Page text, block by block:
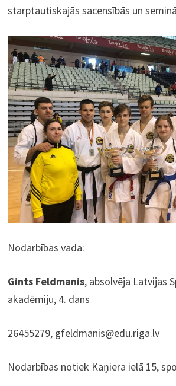
starptautiskajās sacensībās un
Nodarbības vada:
Gints Feldmanis, absolvēja Latvijas
akadēmiju, 4. dans
26455279, gfeldmanis@edu.riga.lv
Nodarbības notiek Kaņiera ielā 15,